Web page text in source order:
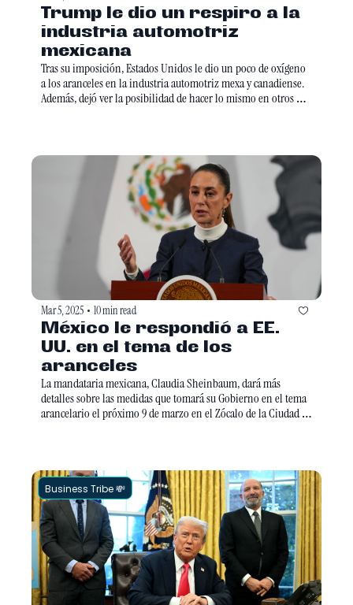
Trump le dio un respiro a la
industria automotriz
mexicana
Tras su imposición, Estados Unidos le dio un poco de oxígeno
a los aranceles en la industria automotriz mexa y canadiense.
Además, dejó ver la posibilidad de hacer lo mismo en otros
Mar 5, 2025 • 10 min read
México le respondió a EE.
UU. en el tema de los
La mandataria mexicana, Claudia Sheinbaum, dará más
detalles sobre las medidas que tomará su Gobierno en el tema
arancelario el próximo 9 de marzo en el Zócalo de la Ciudad de
Business Tribe 💸